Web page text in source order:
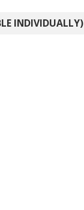
INDIVIDUALLY)